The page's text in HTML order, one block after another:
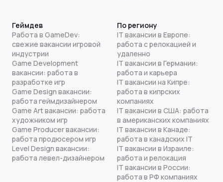
Геймдев
Работа в GameDev:
свежие вакансии игровой
индустрии
Game Development
вакансии: работа в
разработке игр
Game Design вакансии:
работа геймдизайнером
Game Art вакансии: работа
художником игр
Game Producer вакансии:
работа продюсером игр
Level Design вакансии:
работа левел-дизайнером
По региону
IT вакансии в Европе:
работа с релокацией и
удаленно
IT вакансии в Германии:
работа и карьера
IT вакансии на Кипре:
работа в кипрских
компаниях
IT вакансии в США: работа
в американских компаниях
IT вакансии в Канаде:
работа в канадских IT
IT вакансии в Израиле:
работа и релокация
IT вакансии в России:
работа в РФ компаниях